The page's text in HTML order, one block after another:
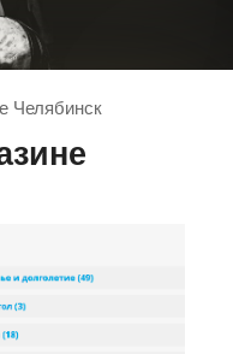
Челябинск